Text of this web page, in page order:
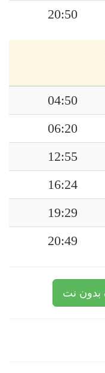
20:50
04:50
06:20
12:55
16:24
19:29
20:49
بدون نت